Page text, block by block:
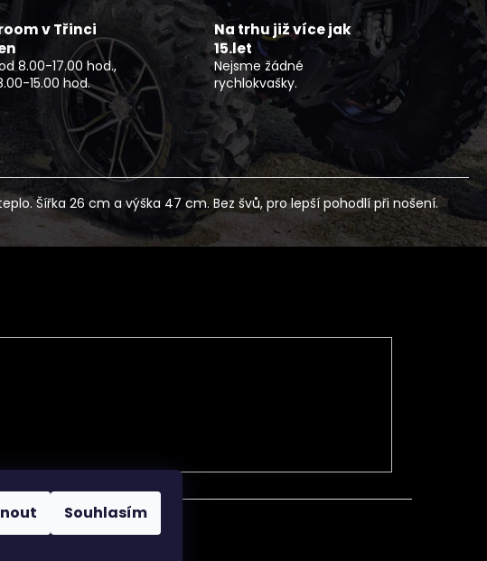
Souhlasím
v Třinci
8.00-17.00 hod.,
15.00 hod.
Na trhu již více jak
15.let
Nejsme žádné
rychlokvašky.
Šířka 26 cm a výška 47 cm. Bez švů, pro lepší pohodlí při nošení.